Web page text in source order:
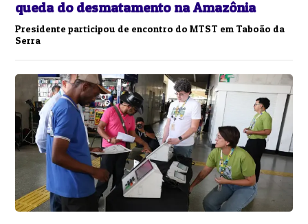
queda do desmatamento na Amazônia
Presidente participou de encontro do MTST em Taboão da
Serra